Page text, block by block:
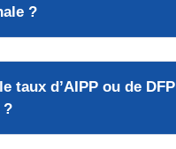
?
taux d’AIPP ou de DFP
?